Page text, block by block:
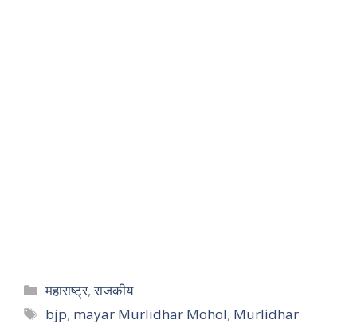
महाराष्ट्र,राजकीय
bjp, mayar Murlidhar Mohol, Murlidhar